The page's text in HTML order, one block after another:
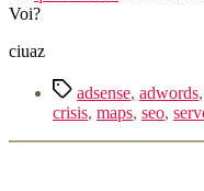
Voi?
ciuaz
Tag adsense, adwords,
crisis, maps, seo,